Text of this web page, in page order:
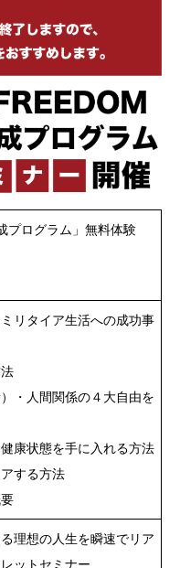
プログラム」無料体験
リタイア生活への成功事
・人間関係の４大自由を
康状態を手に入れる方法
する方法
理想の人生を瞬速でリア
ットセミナー